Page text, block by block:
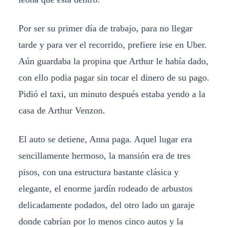
Por ser su primer día de trabajo, para no llegar
tarde y para ver el recorrido, prefiere irse en Uber.
Aún guardaba la propina que Arthur le había dado,
con ello podia pagar sin tocar el dinero de su pago.
Pidió el taxi, un minuto después estaba yendo a la
casa de Arthur Venzon.
El auto se detiene, Anna paga. Aquel lugar era
sencillamente hermoso, la mansión era de tres
pisos, con una estructura bastante clásica y
elegante, el enorme jardín rodeado de arbustos
delicadamente podados, del otro lado un garaje
donde cabrían por lo menos cinco autos y la